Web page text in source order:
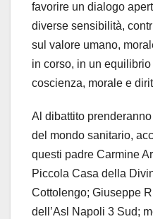
favorire un dialogo
diverse sensibilità,
sul valore umano,
in corso, in un
coscienza, morale e
Al dibattito
del mondo sanitario,
questi padre Carmine
Piccola Casa della
Cottolengo; Giuseppe
dell’Asl Napoli 3 Sud;